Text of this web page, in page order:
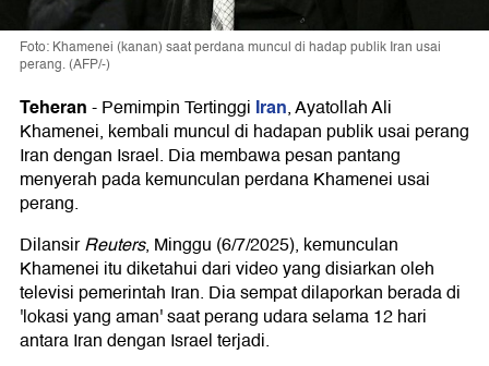
Foto: Khamenei (kanan) saat perdana muncul di hadap publik Iran usai
perang. (AFP/-)
Teheran-Pemimpin Tertinggi Iran, Ayatollah Ali
Khamenei, kembali muncul di hadapan publik usai perang
Iran dengan Israel. Dia membawa pesan pantang
menyerah pada kemunculan perdana Khamenei usai
perang.
DilansirReuters, Minggu (6/7/2025), kemunculan
Khamenei itu diketahui dari video yang disiarkan oleh
televisi pemerintah Iran. Dia sempat dilaporkan berada di
'lokasi yang aman' saat perang udara selama 12 hari
antara Iran dengan Israel terjadi.